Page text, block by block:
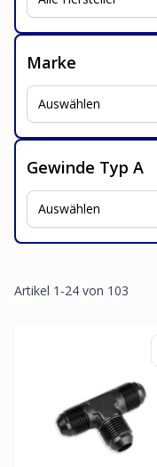
Marke
Gewinde Typ A
Artikel 1 -24 von 103